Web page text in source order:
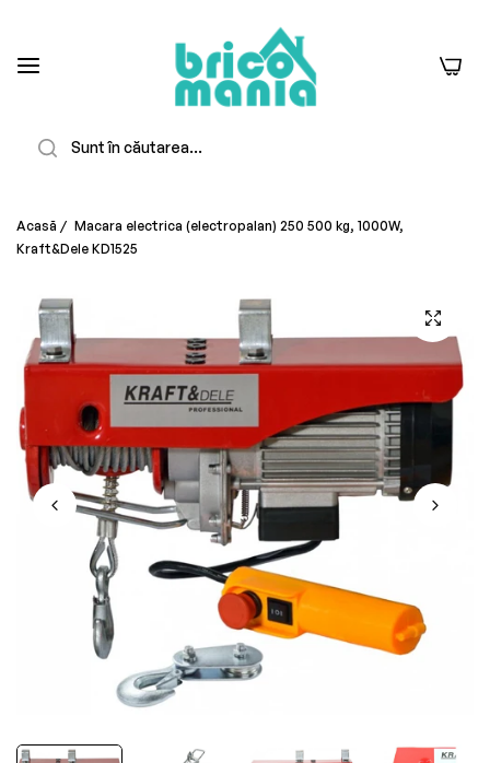
0
Acasă / Macara electrica (electropalan) 250 500 kg, 1000W,
Kraft&Dele KD1525